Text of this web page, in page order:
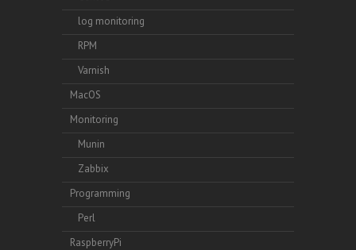
log monitoring
RPM
Varnish
MacOS
Monitoring
Munin
Zabbix
Programming
Perl
RaspberryPi